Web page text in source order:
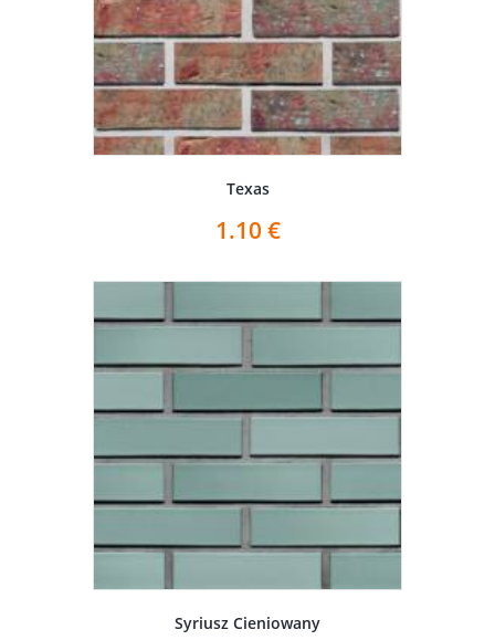
Texas
1.10 €
Syriusz Cieniowany